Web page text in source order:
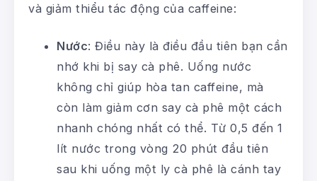
và giảm thiểu tác động của caffeine:
Nước: Điều này là điều đầu tiên bạn cần
nhớ khi bị say cà phê. Uống nước
không chỉ giúp hòa tan caffeine, mà
còn làm giảm cơn say cà phê một cách
nhanh chóng nhất có thể. Từ 0,5 đến 1
lít nước trong vòng 20 phút đầu tiên
sau khi uống một ly cà phê là cánh tay